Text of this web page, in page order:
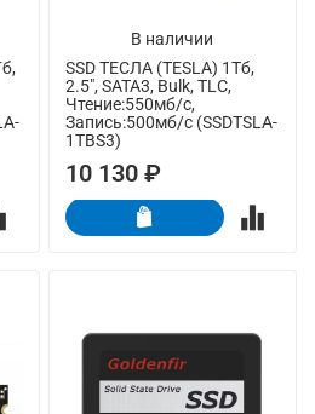
В наличии
SSD ТЕСЛА (TESLA) 1Тб,
2.5", SATA3, Bulk, TLC,
Чтение:550мб/с,
Запись:500мб/с (SSDTSLA-
1TBS3)
10 130 ₽